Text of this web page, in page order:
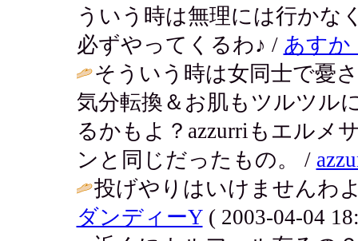
ういう時は無理には行かな
必ずやってくるわ♪ / あす
そういう時は女同士で憂
気分転換＆お肌もツルツル
るかもよ？azzurriもエルメ
ンと同じだったもの。 /
投げやりはいけませんわ
ダンディーY( 2003-04-04